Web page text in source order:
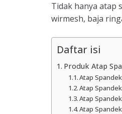
Tidak hanya atap
wirmesh, baja
Daftar isi
Produk Atap
Atap
Atap
Atap
Atap